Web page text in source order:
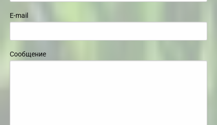
E-mail
Сообщение